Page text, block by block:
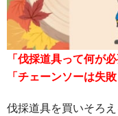
「伐採道具って何が
「チェーンソーは失
伐採道具を買いそろ